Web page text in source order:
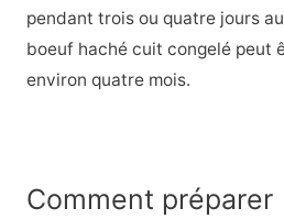
pendant trois ou quatre jours
boeuf haché cuit congelé peut
environ quatre mois.
Comment préparer